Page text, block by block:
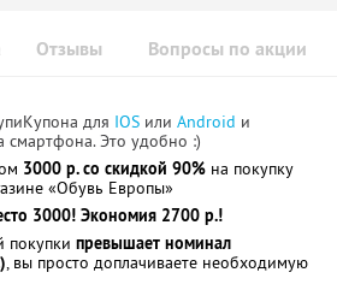
Отзывы Вопросы по акции
для IOS или Android и
смартфона. Это удобно :)
3000 р. со скидкой 90% на покупку
«Обувь Европы»
3000! Экономия 2700 р.!
покупки превышает номинал
, вы просто доплачиваете необходимую